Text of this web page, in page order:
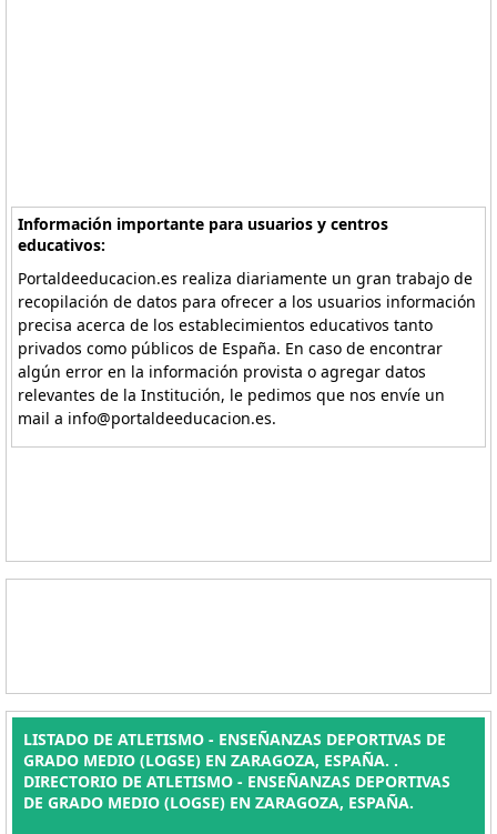
Información importante para usuarios y centros
educativos:
Portaldeeducacion.es realiza diariamente un gran trabajo de
recopilación de datos para ofrecer a los usuarios información
precisa acerca de los establecimientos educativos tanto
privados como públicos de España. En caso de encontrar
algún error en la información provista o agregar datos
relevantes de la Institución, le pedimos que nos envíe un
mail a info@portaldeeducacion.es.
LISTADO DE ATLETISMO - ENSEÑANZAS DEPORTIVAS DE
GRADO MEDIO (LOGSE) EN ZARAGOZA, ESPAÑA. .
DIRECTORIO DE ATLETISMO - ENSEÑANZAS DEPORTIVAS
DE GRADO MEDIO (LOGSE) EN ZARAGOZA, ESPAÑA.